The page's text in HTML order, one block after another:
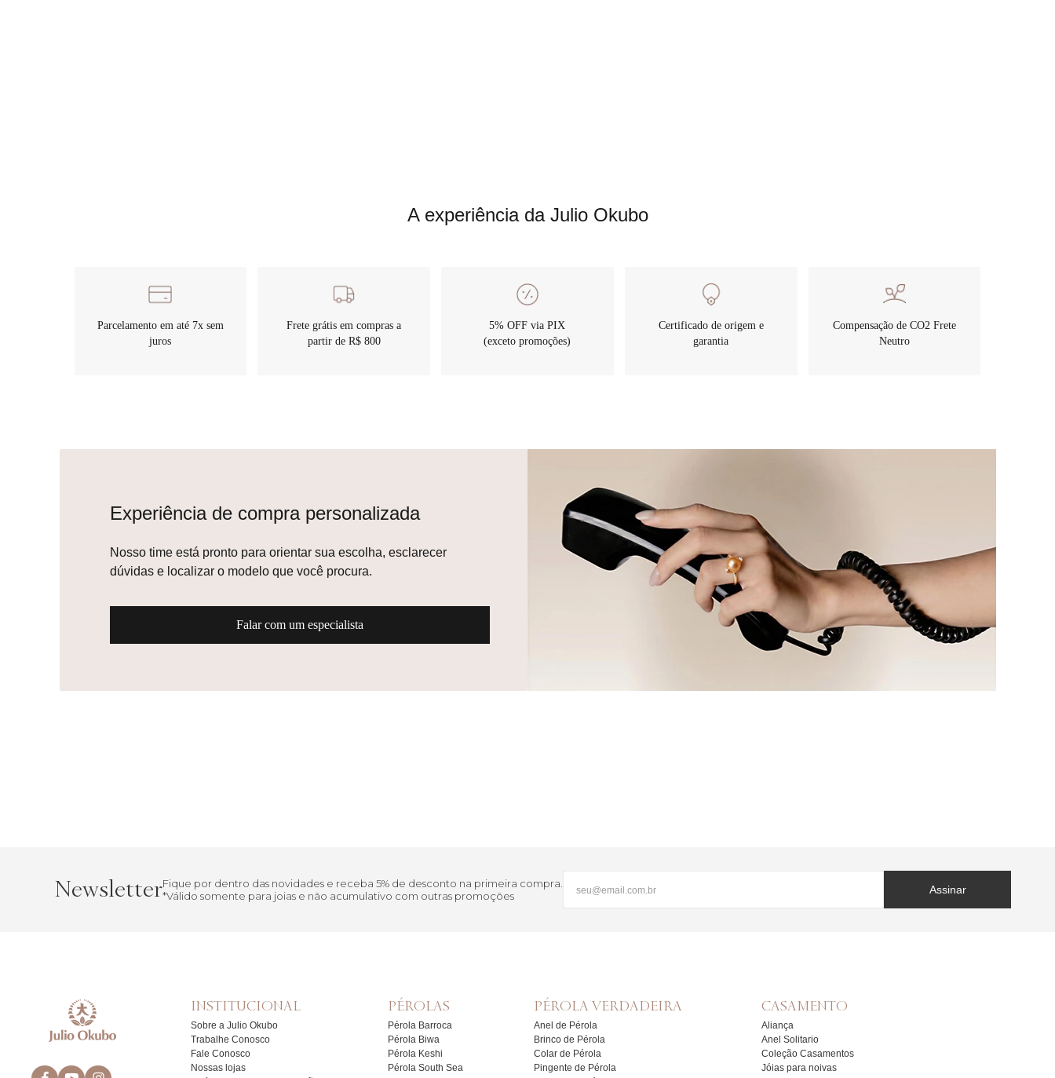
A experiência da Julio Okubo
Parcelamento em até
Frete grátis em
compras a partir de
5% OFFvia PIX
Certificadode origem e
Compensação de CO2
Experiência de compra personalizada
Nosso time está pronto para orientar sua escolha,
Falar com um especialista
NewsletterFique por dentro das novidades e receba 5% de desconto na primeira compra.
*Válido somente para joias e não acumulativo com outras promoções
Assinar
INSTITUCIONAL
Sobre a Julio Okubo
Trabalhe Conosco
Fale Conosco
Nossas lojas
PÉROLAS
Pérola Barroca
Pérola Biwa
Pérola Keshi
Pérola South Sea
PÉROLA VERDADEIRA
Anel de Pérola
Brinco de Pérola
Colar de Pérola
Pingente de Pérola
CASAMENTO
Aliança
Anel Solitario
Coleção Casamentos
Jóias para noivas